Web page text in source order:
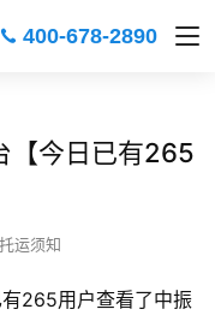
400-678-2890
【今日已有265
托运须知
265用户查看了中振